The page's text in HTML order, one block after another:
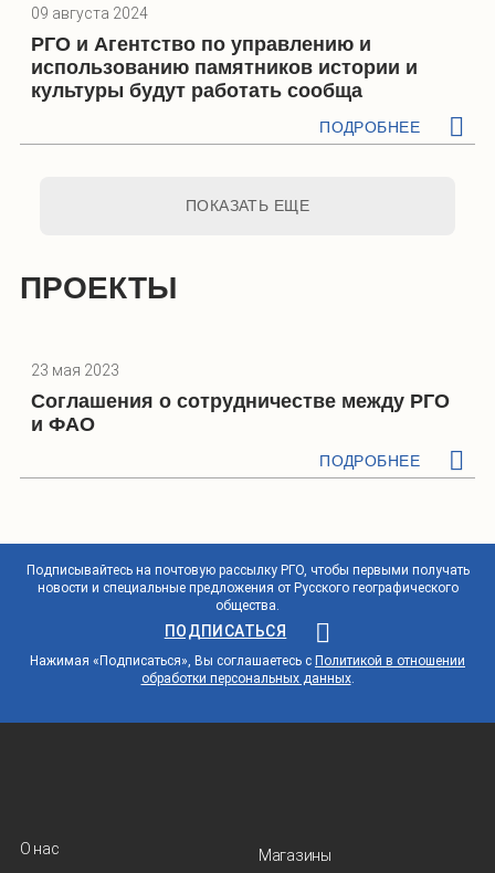
09 августа 2024
РГО и Агентство по управлению и
использованию памятников истории и
культуры будут работать сообща
ПОДРОБНЕЕ
ПОКАЗАТЬ ЕЩЕ
ПРОЕКТЫ
23 мая 2023
Соглашения о сотрудничестве между РГО
и ФАО
ПОДРОБНЕЕ
Подписывайтесь на почтовую рассылку РГО, чтобы первыми получать
новости и специальные предложения от Русского географического
общества.
ПОДПИСАТЬСЯ
Нажимая «Подписаться», Вы соглашаетесь с Политикой в отношении
обработки персональных данных.
О нас
Магазины